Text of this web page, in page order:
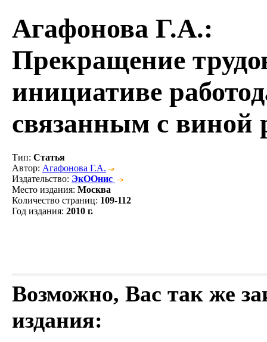
Агафонова Г.А.:
Прекращение
инициативе
связанным с виной
Тип: Статья
Автор: Агафонова Г.А.
Издательство: ЭкООнис
Место издания: Москва
Количество страниц: 109-112
Год издания: 2010 г.
Возможно, Вас так же
издания: